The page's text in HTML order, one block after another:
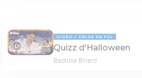
14:31
VIDÉO CRISE DE FOI
Quizz d'Halloween
Baptiste Binard